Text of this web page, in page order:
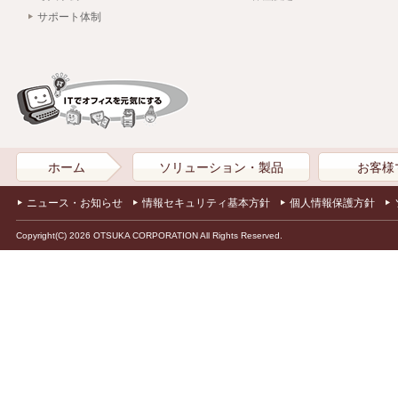
サポート体制
ホーム ソリューション・製品 お客様
ニュース・お知らせ 情報セキュリティ基本方針 個人情報保護方針
Copyright(C) 2026 OTSUKA CORPORATION All Rights Reserved.